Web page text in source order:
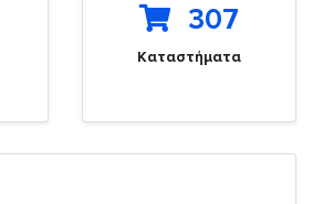
307
Καταστήματα